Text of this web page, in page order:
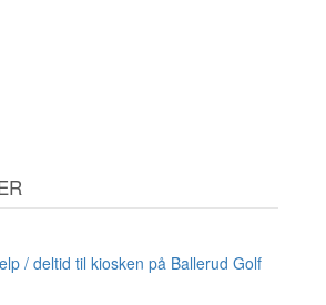
/ deltid til kiosken på Ballerud Golf